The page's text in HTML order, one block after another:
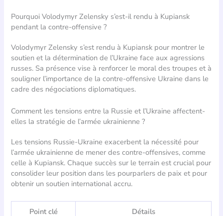
Pourquoi Volodymyr Zelensky s’est-il rendu à Kupiansk
pendant la contre-offensive ?
Volodymyr Zelensky s’est rendu à Kupiansk pour montrer le
soutien et la détermination de l’Ukraine face aux agressions
russes. Sa présence vise à renforcer le moral des troupes et à
souligner l’importance de la contre-offensive Ukraine dans le
cadre des négociations diplomatiques.
Comment les tensions entre la Russie et l’Ukraine affectent-
elles la stratégie de l’armée ukrainienne ?
Les tensions Russie-Ukraine exacerbent la nécessité pour
l’armée ukrainienne de mener des contre-offensives, comme
celle à Kupiansk. Chaque succès sur le terrain est crucial pour
consolider leur position dans les pourparlers de paix et pour
obtenir un soutien international accru.
Point clé Détails